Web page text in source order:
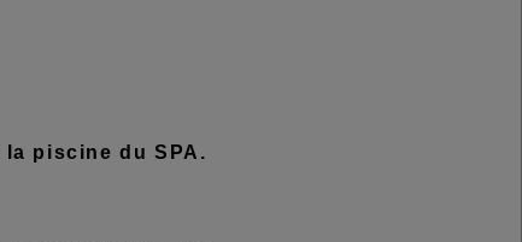
piscine du SPA.